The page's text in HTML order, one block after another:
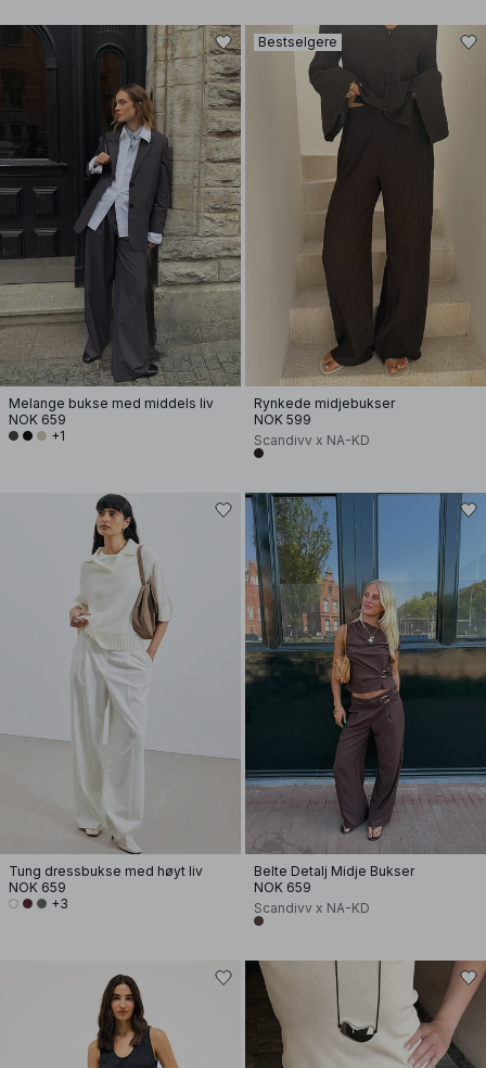
Melange bukse med middels liv
NOK 659
+1
Bestselgere
Rynkede midjebukser
NOK 599
Scandivv x NA-KD
Tung dressbukse med høyt liv
NOK 659
+3
Belte Detalj Midje Bukser
NOK 659
Scandivv x NA-KD